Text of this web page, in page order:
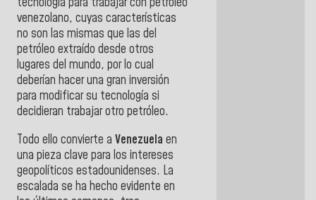
venezolano, cuyas características
no son las mismas que las del
petróleo extraído desde otros
lugares del mundo, por lo cual
deberían hacer una gran inversión
para modificar su tecnología si
decidieran trabajar otro petróleo.
Todo ello convierte a Venezuela en
una pieza clave para los intereses
geopolíticos estadounidenses. La
escalada se ha hecho evidente en